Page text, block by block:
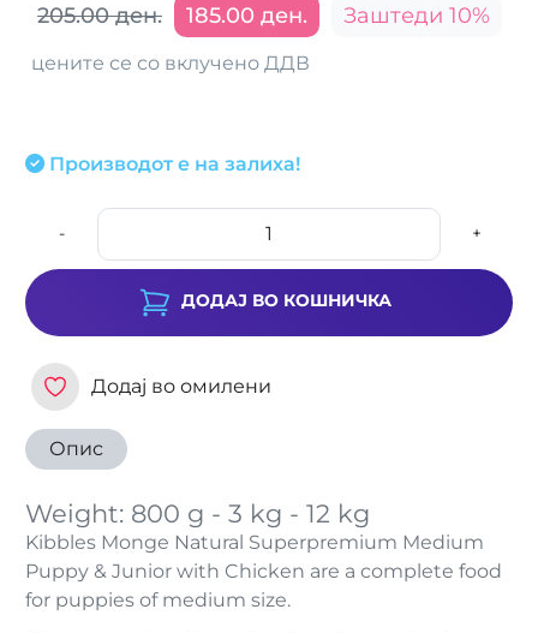
205.00 ден. 185.00 ден. Заштеди 10%
цените се со вклучено ДДВ
Производот е на залиха!
- +
ДОДАЈ ВО КОШНИЧКА
Додај во омилени
Опис
Weight: 800 g - 3 kg - 12 kg
Kibbles Monge Natural Superpremium Medium
Puppy & Junior with Chicken are a complete food
for puppies of medium size.